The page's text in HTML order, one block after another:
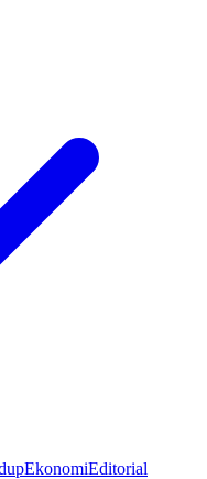
EkonomiEditorial